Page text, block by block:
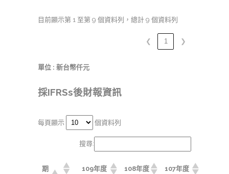
目前顯示第 1 至第 9 個資料列，總計 9 個資料列
❮ 1 ❯
單位 : 新台幣仟元
採IFRSs後財報資訊
每頁顯示 個資料列
搜尋:
期
109年度 108年度 107年度